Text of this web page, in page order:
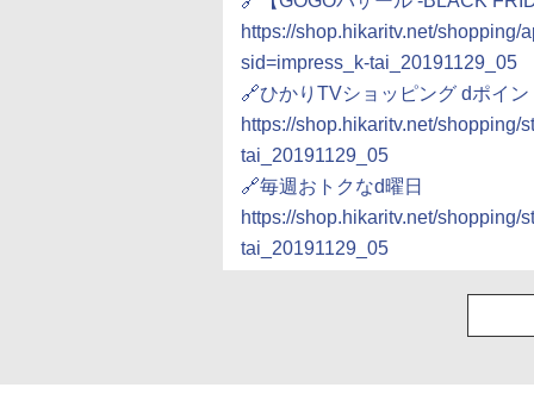
https://shop.hikaritv.net/
sid=impress_k-tai_20191129_05
🔗ひかりTVショッピング dポイ
https://shop.hikaritv.net/
tai_20191129_05
🔗毎週おトクなd曜日
https://shop.hikaritv.net/
tai_20191129_05